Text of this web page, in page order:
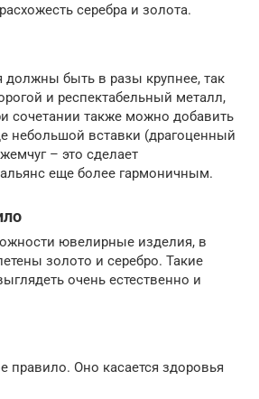
серебра и золота.
должны быть в разы крупнее, так
и респектабельный металл,
сочетании также можно добавить
небольшой вставки (драгоценный
– это сделает
еще более гармоничным.
ювелирные изделия, в
золото и серебро. Такие
очень естественно и
правило. Оно касается здоровья